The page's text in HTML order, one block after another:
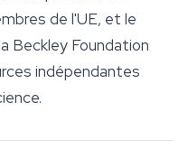
de l'UE, et le
Beckley Foundation
indépendantes